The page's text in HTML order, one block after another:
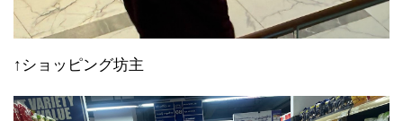
↑ショッピング坊主